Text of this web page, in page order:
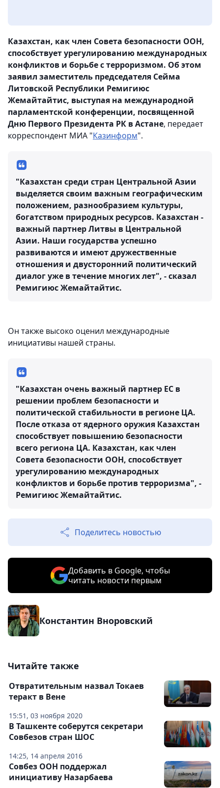
Казахстан, как член Совета безопасности ООН,
способствует урегулированию международных
конфликтов и борьбе с терроризмом. Об этом
заявил заместитель председателя Сейма
Литовской Республики Ремигиюс
Жемайтайтис, выступая на международной
парламентской конференции, посвященной
Дню Первого Президента РК в Астане, передает
корреспондент МИА "Казинформ".
"Казахстан среди стран Центральной Азии
выделяется своим важным географическим
положением, разнообразием культуры,
богатством природных ресурсов. Казахстан -
важный партнер Литвы в Центральной
Азии. Наши государства успешно
развиваются и имеют дружественные
отношения и двусторонний политический
диалог уже в течение многих лет", - сказал
Ремигиюс Жемайтайтис.
Он также высоко оценил международные
инициативы нашей страны.
"Казахстан очень важный партнер ЕС в
решении проблем безопасности и
политической стабильности в регионе ЦА.
После отказа от ядерного оружия Казахстан
способствует повышению безопасности
всего региона ЦА. Казахстан, как член
Совета безопасности ООН, способствует
урегулированию международных
конфликтов и борьбе против терроризма", -
Ремигиюс Жемайтайтис.
Поделитесь новостью
Добавить в Google, чтобы
читать новости первым
Константин Вноровский
Читайте также
15:51, 03 ноября 2020
Отвратительным назвал Токаев
теракт в Вене
14:25, 14 апреля 2016
В Ташкенте соберутся секретари
Совбезов стран ШОС
Совбез ООН поддержал
инициативу Назарбаева